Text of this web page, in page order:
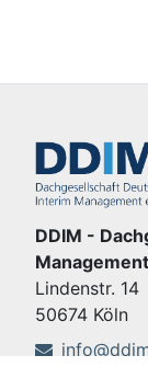
DDIM -
Lindenstr. 14
50674 Köln